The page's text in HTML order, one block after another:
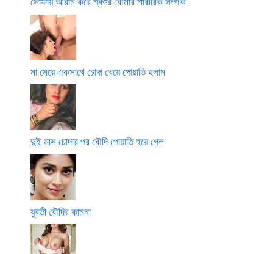
মা মেয়ে একসাথে চোদা খেয়ে পোয়াতি হলাম
দুই মাস চোদার পর বৌদি পোয়াতি হয়ে গেল
যুবতী বৌদির কামনা